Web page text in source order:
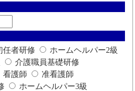
任者研修
ホームヘルパー2級
介護職員基礎研修
看護師
准看護師
ホームヘルパー3級